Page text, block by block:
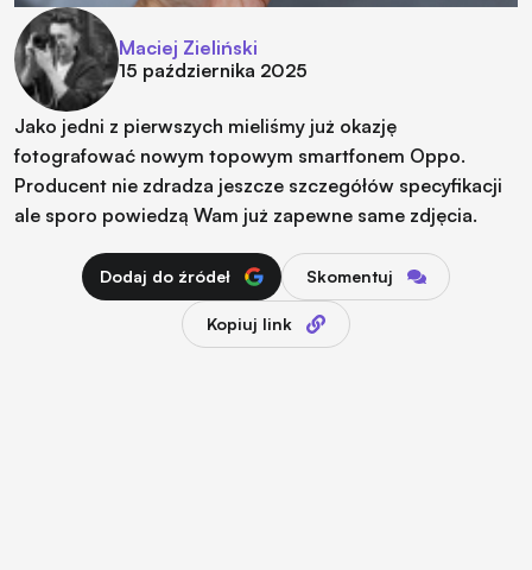
Maciej Zieliński
15 października 2025
Jako jedni z pierwszych mieliśmy już okazję
fotografować nowym topowym smartfonem Oppo.
Producent nie zdradza jeszcze szczegółów specyfikacji
ale sporo powiedzą Wam już zapewne same zdjęcia.
Dodaj do źródeł Skomentuj
Kopiuj link